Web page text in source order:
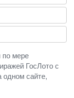
по мере
ГосЛото с
одном сайте,